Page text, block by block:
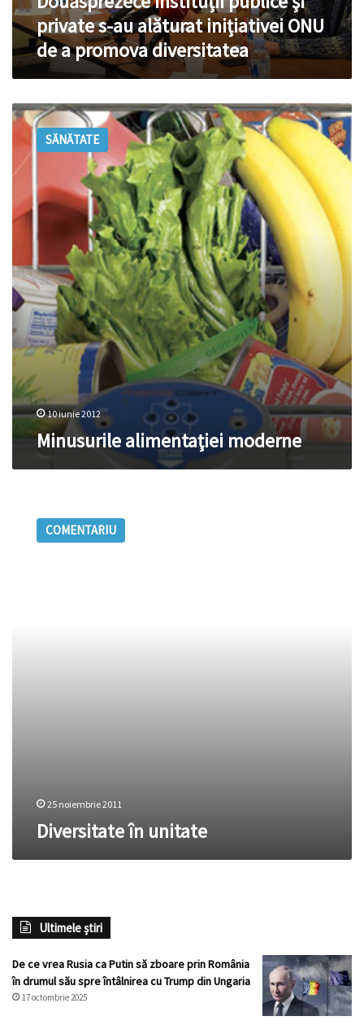
de
a
promova
diversitatea
private s-au alăturat inițiativei ONU
de a promova diversitatea
Minusurile
alimentaţiei
moderneSĂNĂTATE
10 iunie 2012
Minusurile alimentaţiei moderne
unitateCOMENTARIU
25 noiembrie 2011
Diversitate în unitate
Ultimele știri
De ce vrea Rusia ca Putin să zboare prin România
în drumul său spre întâlnirea cu Trump din Ungaria
17 octombrie 2025